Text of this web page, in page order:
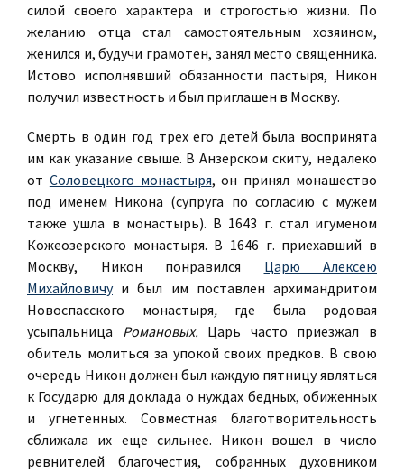
силой своего характера и строгостью жизни. По
желанию отца стал самостоятельным хозяином,
женился и, будучи грамотен, занял место священника.
Истово исполнявший обязанности пастыря, Никон
получил известность и был приглашен в Москву.
Смерть в один год трех его детей была воспринята
им как указание свыше. В Анзерском скиту, недалеко
от Соловецкого монастыря, он принял монашество
под именем Никона (супруга по согласию с мужем
также ушла в монастырь). В 1643 г. стал игуменом
Кожеозерского монастыря. В 1646 г. приехавший в
Москву, Никон понравился Царю Алексею
Михайловичуи был им поставлен архимандритом
Новоспасского монастыря, где была родовая
усыпальница Романовых. Царь часто приезжал в
обитель молиться за упокой своих предков. В свою
очередь Никон должен был каждую пятницу являться
к Государю для доклада о нуждах бедных, обиженных
и угнетенных. Совместная благотворительность
сближала их еще сильнее. Никон вошел в число
ревнителей благочестия, собранных духовником